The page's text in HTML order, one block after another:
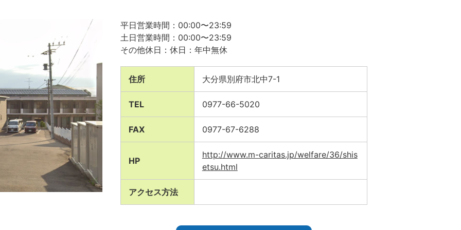
平日営業時間：00:00〜23:59
土日営業時間：00:00〜23:59
その他休日：休日：年中無休
住所 大分県別府市北中7-1
TEL 0977-66-5020
FAX 0977-67-6288
HP
http://www.m-caritas.jp/welfare/36/shis
etsu.html
アクセス方法